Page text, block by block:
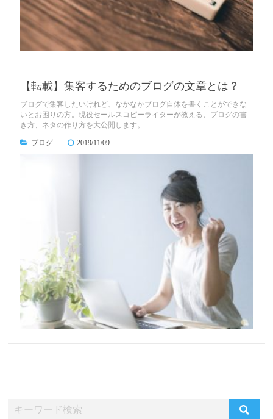
【転載】集客するためのブログの文章とは？
ブログで集客したいけれど、なかなかブログ自体を書くことができな
いとお困りの方。現役セールスコピーライターが教える、ブログの書
き方、ネタの作り方を大公開します。
ブログ 2019/11/09